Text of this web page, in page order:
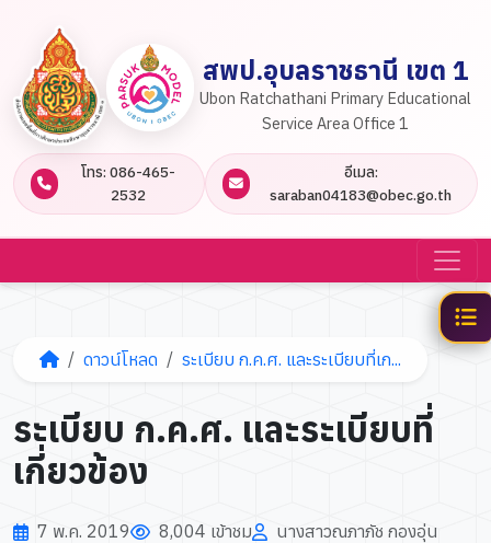
สพป.อุบลราชธานี เขต 1
Ubon Ratchathani Primary Educational
Service Area Office 1
โทร: 086-465-
2532
อีเมล:
saraban04183@obec.go.th
ดาวน์โหลด ระเบียบ ก.ค.ศ. และระเบียบที่เก...
ระเบียบ ก.ค.ศ. และระเบียบที่
เกี่ยวข้อง
7 พ.ค. 2019 8,004 เข้าชม นางสาวณภาภัช กองอุ่น